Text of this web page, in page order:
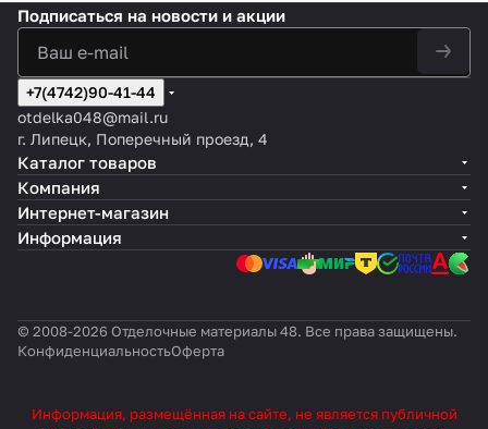
Подписаться на новости и акции
+7(4742)90-41-44
otdelka048@mail.ru
г. Липецк, Поперечный проезд, 4
Каталог товаров
Компания
Интернет-магазин
Информация
© 2008-2026 Отделочные материалы 48. Все права защищены.
КонфиденциальностьОферта
Информация, размещённая на сайте, не является публичной